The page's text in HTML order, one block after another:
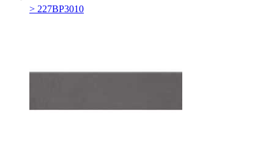
> 227BP3010